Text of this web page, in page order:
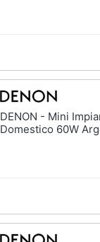
DENON - Mini
Domestico 60W